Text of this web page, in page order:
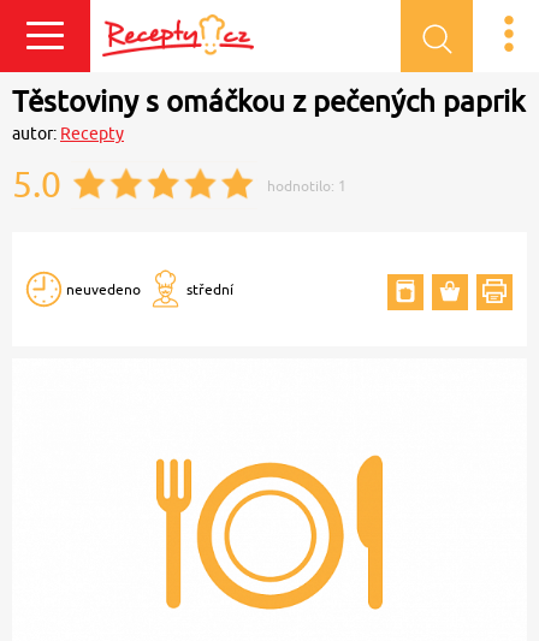
Přihlásit se
Těstoviny s omáčkou z pečených paprik
autor: Recepty
5.0 hodnotilo: 1
neuvedeno střední